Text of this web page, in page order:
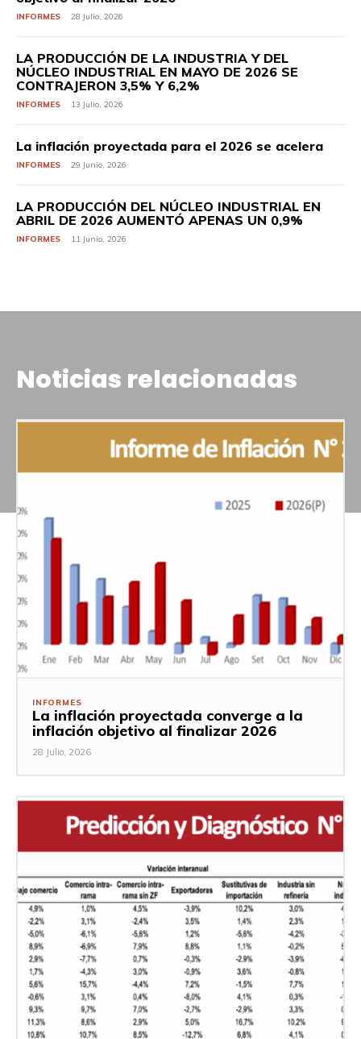
INFORMES 28 Julio, 2026
LA PRODUCCIÓN DE LA INDUSTRIA Y DEL
NÚCLEO INDUSTRIAL EN MAYO DE 2026 SE
CONTRAJERON 3,5% Y 6,2%
INFORMES 13 Julio, 2026
La inflación proyectada para el 2026 se acelera
INFORMES 29 Junio, 2026
LA PRODUCCIÓN DEL NÚCLEO INDUSTRIAL EN
ABRIL DE 2026 AUMENTÓ APENAS UN 0,9%
INFORMES 11 Junio, 2026
Noticias relacionadas
INFORMES
La inflación proyectada converge a la
inflación objetivo al finalizar 2026
28 Julio, 2026